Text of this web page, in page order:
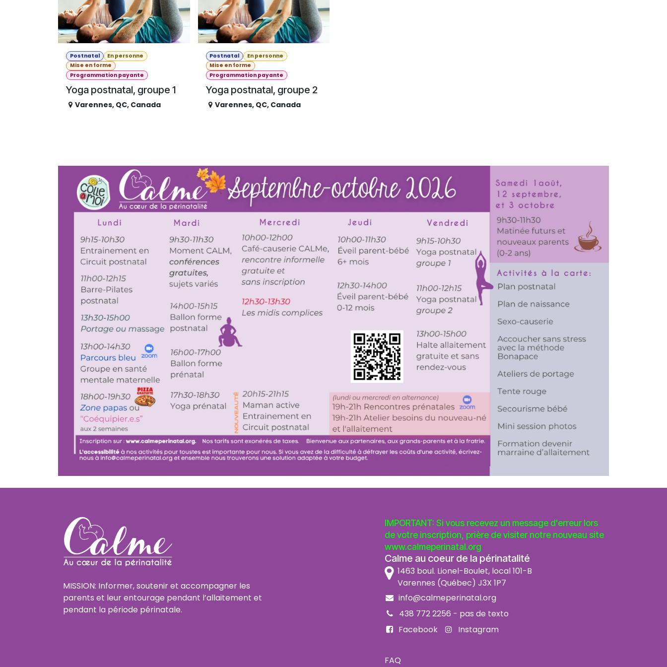
Postnatal
En personne
Mise en forme
Programmation payante
Yoga postnatal, groupe 1
Varennes, QC, Canada
Postnatal
En personne
Mise en forme
Programmation payante
Yoga postnatal, groupe 2
Varennes, QC, Canada
IMPORTANT: Si vous recevez un message d'erreur lors
de votre inscription, prière de visiter notre nouveau site
www.calmeperinatal.org
Calme au coeur de la périnatalité
1463 boul. Lionel-Boulet, local 101-B
Varennes (Québec) J3X 1P7
info@calmeperinatal.org
438 772 2256 - pas de texto
Facebook
Instagram
FAQ
MISSION: Informer, soutenir et accompagner les
parents et leur entourage pendant l’allaitement et
pendant la période périnatale.